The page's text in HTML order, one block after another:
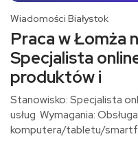
Wiadomości Białystok
Praca w Łomża
Specjalista
produktów i
Stanowisko: Specjalista
usług Wymagania: Obsługa
komputera/tabletu/